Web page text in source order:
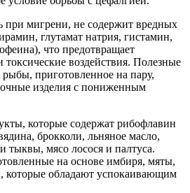
при мигрени, не содержит вредных
глутамат натрия, гистамин,
что предотвращает
токсические воздействия. Полезные
приготовленное на пару,
изделия с пониженным
которые содержат рибофлавин
брокколи, льняное масло,
тыквы, мясо лосося и палтуса.
на основе имбиря, мяты,
которые обладают успокаивающим